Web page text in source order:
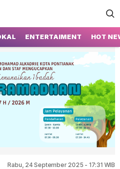
Pontianak
ENTERTAIMENT HOT
Rabu, 24 September 2025 - 17:31 WIB